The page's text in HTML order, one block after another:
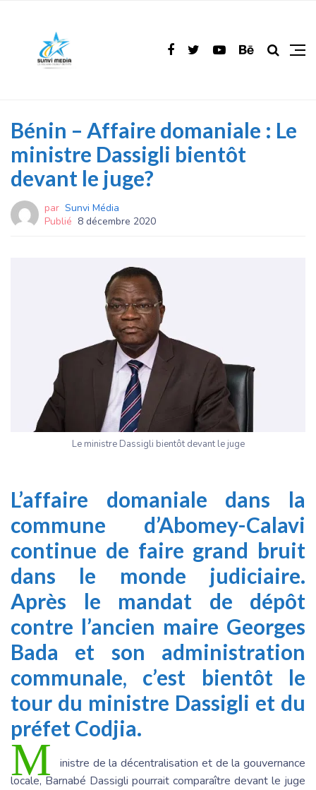
Bénin – Affaire domaniale : Le
ministre Dassigli bientôt
devant le juge?
par Sunvi Média
Publié 8 décembre 2020
Le ministre Dassigli bientôt devant le juge
L’affaire domaniale dans la
commune d’Abomey-Calavi
continue de faire grand bruit
dans le monde judiciaire.
Après le mandat de dépôt
contre l’ancien maire Georges
Bada et son administration
communale, c’est bientôt le
tour du ministre Dassigli et du
préfet Codjia.
M
inistre de la décentralisation et de la gouvernance
locale, Barnabé Dassigli pourrait comparaître devant le juge